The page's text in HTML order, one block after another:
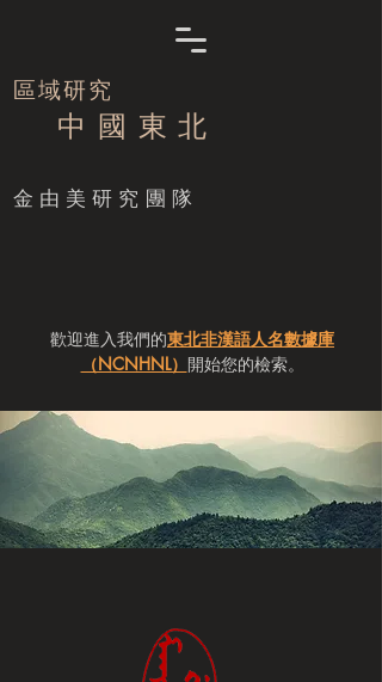
區域研究
中 國 東 北
​金由美研究團隊
歡迎進入我們的東北非漢語人名數據庫
（NCNHNL） 開始您的檢索。